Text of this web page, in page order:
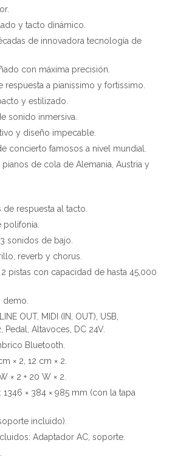
y tacto dinámico.
de innovadora tecnología de
con máxima precisión.
respuesta a pianissimo y fortissimo.
y estilizado.
sonido inmersiva.
y diseño impecable.
concierto famosos a nivel mundial.
de cola de Alemania, Austria y
respuesta al tacto.
polifonía.
sonidos de bajo.
reverb y chorus.
pistas con capacidad de hasta 45,000
demo.
OUT, MIDI (IN, OUT), USB,
Pedal, Altavoces, DC 24V.
Bluetooth.
× 2, 12 cm × 2.
× 2 + 20 W × 2.
1346 × 384 × 985 mm (con la tapa
incluido).
Adaptador AC, soporte.